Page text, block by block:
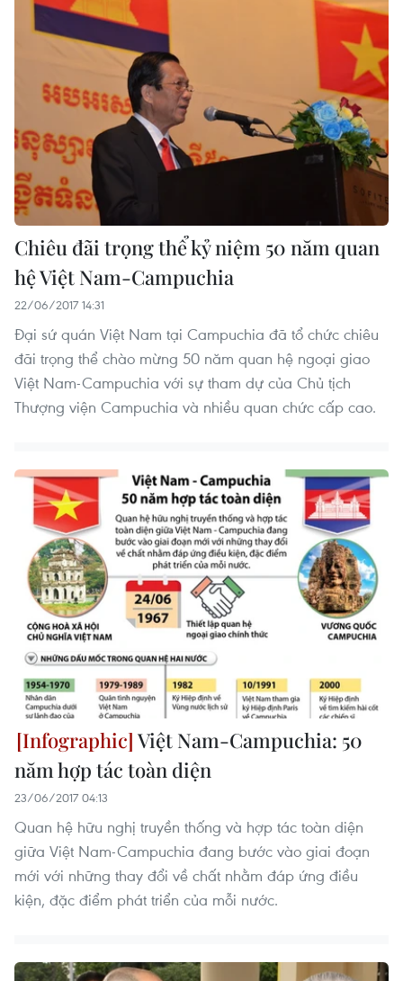
Chiêu đãi trọng thể kỷ niệm 50 năm quan
hệ Việt Nam​-Campuchia
22/06/2017 14:31
Đại sứ quán Việt Nam tại Campuchia đã tổ chức chiêu
đãi trọng thể chào mừng 50 năm quan hệ ngoại giao
Việt Nam​-Campuchia với sự tham dự của Chủ tịch
Thượng viện Campuchia và nhiều quan chức cấp cao.
Việt Nam-Campuchia: 50
năm hợp tác toàn diện
23/06/2017 04:13
Quan hệ hữu nghị truyền thống và hợp tác toàn diện
giữa Việt Nam-Campuchia đang bước vào giai đoạn
mới với những thay đổi về chất nhằm đáp ứng điều
kiện, đặc điểm phát triển của mỗi nước.